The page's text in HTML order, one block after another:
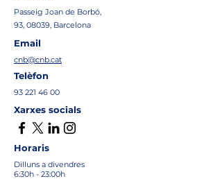
Passeig Joan de Borbó,
93, 08039, Barcelona
Email
cnb@cnb.cat
Telèfon
93 221 46 00
Xarxes socials
Horaris
Dilluns a divendres
6:30h - 23:00h